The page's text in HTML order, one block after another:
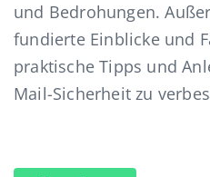
und Bedrohungen.
fundierte Einblicke und
praktische Tipps und
Mail-Sicherheit zu